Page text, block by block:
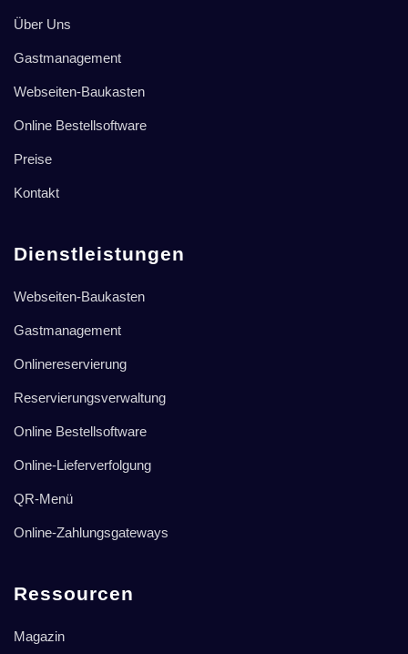
Über Uns
Gastmanagement
Webseiten-Baukasten
Online Bestellsoftware
Preise
Kontakt
Dienstleistungen
Webseiten-Baukasten
Gastmanagement
Onlinereservierung
Reservierungsverwaltung
Online Bestellsoftware
Online-Lieferverfolgung
QR-Menü
Online-Zahlungsgateways
Ressourcen
Magazin